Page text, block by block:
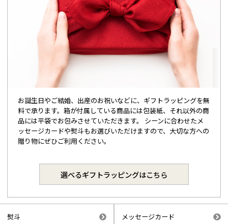
お誕生日やご結婚、出産のお祝いなどに、ギフトラッピングを無
料で承ります。箱が付属している商品には包装紙、それ以外の商
品には平袋でお包みさせていただきます。 シーンに合わせたメ
ッセージカードや熨斗もお選びいただけますので、大切な方への
贈り物にぜひご利用ください。
選べるギフトラッピングはこちら
熨斗 メッセージカード